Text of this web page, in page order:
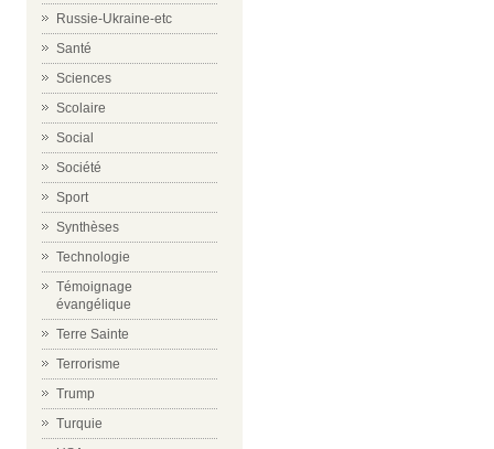
Russie-Ukraine-etc
Santé
Sciences
Scolaire
Social
Société
Sport
Synthèses
Technologie
Témoignage
évangélique
Terre Sainte
Terrorisme
Trump
Turquie